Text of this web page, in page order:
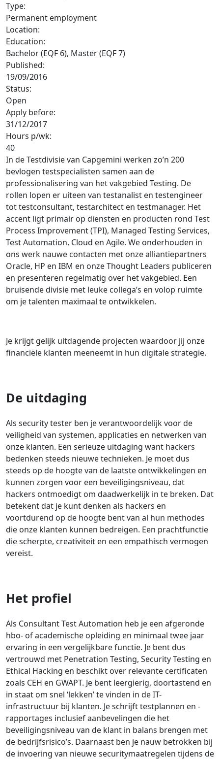
Type:
Permanent employment
Location:
Education:
Bachelor (EQF 6), Master (EQF 7)
Published:
19/09/2016
Status:
Open
Apply before:
31/12/2017
Hours p/wk:
40
In de Testdivisie van Capgemini werken zo’n 200
bevlogen testspecialisten samen aan de
professionalisering van het vakgebied Testing. De
rollen lopen er uiteen van testanalist en testengineer
tot testconsultant, testarchitect en testmanager. Het
accent ligt primair op diensten en producten rond Test
Process Improvement (TPI), Managed Testing Services,
Test Automation, Cloud en Agile. We onderhouden in
ons werk nauwe contacten met onze alliantiepartners
Oracle, HP en IBM en onze Thought Leaders publiceren
en presenteren regelmatig over het vakgebied. Een
bruisende divisie met leuke collega’s en volop ruimte
om je talenten maximaal te ontwikkelen.
Je krijgt gelijk uitdagende projecten waardoor jij onze
financiële klanten meeneemt in hun digitale strategie.
De uitdaging
Als security tester ben je verantwoordelijk voor de
veiligheid van systemen, applicaties en netwerken van
onze klanten. Een serieuze uitdaging want hackers
bedenken steeds nieuwe technieken. Je moet dus
steeds op de hoogte van de laatste ontwikkelingen en
kunnen zorgen voor een beveiligingsniveau, dat
hackers ontmoedigt om daadwerkelijk in te breken. Dat
betekent dat je kunt denken als hackers en
voortdurend op de hoogte bent van al hun methodes
die onze klanten kunnen bedreigen. Een prachtfunctie
die scherpte, creativiteit en een empathisch vermogen
vereist.
Het profiel
Als Consultant Test Automation heb je een afgeronde
hbo- of academische opleiding en minimaal twee jaar
ervaring in een vergelijkbare functie. Je bent dus
vertrouwd met Penetration Testing, Security Testing en
Ethical Hacking en beschikt over relevante certificaten
zoals CEH en GWAPT. Je bent leergierig, doortastend en
in staat om snel ‘lekken’ te vinden in de IT-
infrastructuur bij klanten. Je schrijft testplannen en -
rapportages inclusief aanbevelingen die het
beveiligingsniveau van de klant in balans brengen met
de bedrijfsrisico’s. Daarnaast ben je nauw betrokken bij
de invoering van nieuwe securitymaatregelen tijdens de